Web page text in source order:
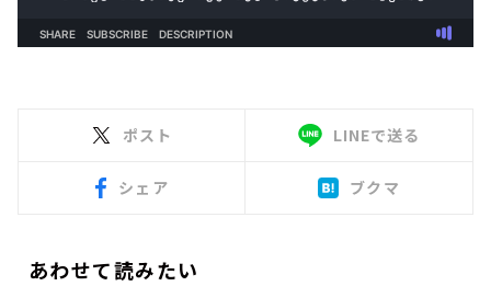
ポスト LINEで送る
シェア ブクマ
あわせて読みたい